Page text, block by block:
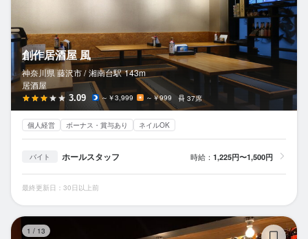
創作居酒屋 風
神奈川県 藤沢市 / 湘南台駅 143m
居酒屋
3.09 ～￥3,999 ～￥999 37席
個人経営 ボーナス・賞与あり ネイルOK
バイト ホールスタッフ 時給： 1,225円〜1,500円
最終更新日：30日以上前
1 / 13